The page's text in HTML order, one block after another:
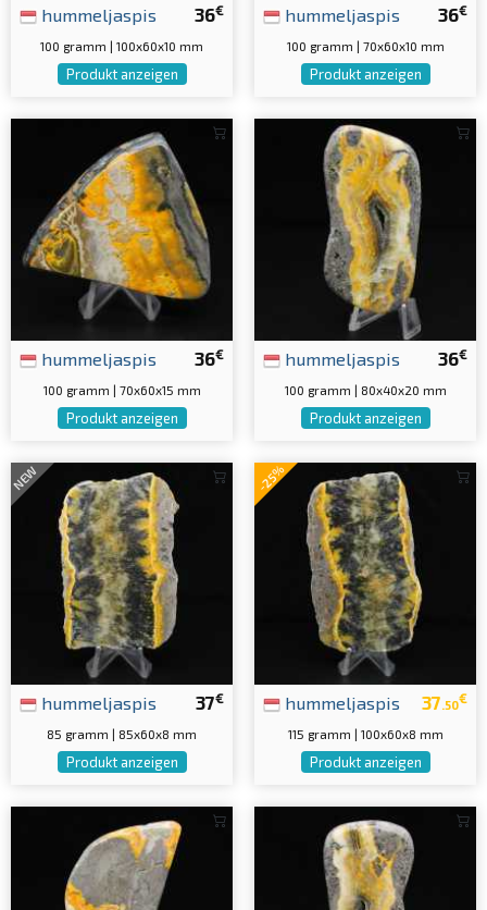
36€
hummeljaspis
100 gramm | 100x60x10 mm
Produkt anzeigen
36€
hummeljaspis
100 gramm | 70x60x10 mm
Produkt anzeigen
36€
hummeljaspis
100 gramm | 70x60x15 mm
Produkt anzeigen
36€
hummeljaspis
100 gramm | 80x40x20 mm
Produkt anzeigen
NEW
37€
hummeljaspis
85 gramm | 85x60x8 mm
Produkt anzeigen
-25%
37.50€
hummeljaspis
115 gramm | 100x60x8 mm
Produkt anzeigen